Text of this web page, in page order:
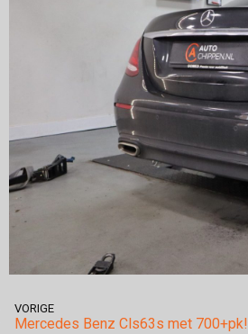
VORIGE
Mercedes Benz Cls63s met 700+pk!